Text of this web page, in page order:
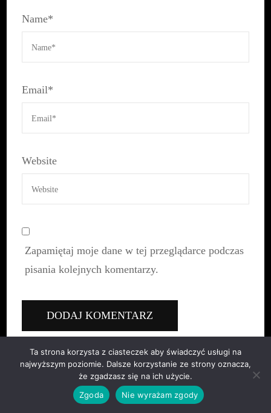
Name*
Email*
Website
Zapamiętaj moje dane w tej przeglądarce podczas
pisania kolejnych komentarzy.
Ta strona korzysta z ciasteczek aby świadczyć usługi na
najwyższym poziomie. Dalsze korzystanie ze strony oznacza,
że zgadzasz się na ich użycie.
Zgoda
Nie wyrażam zgody